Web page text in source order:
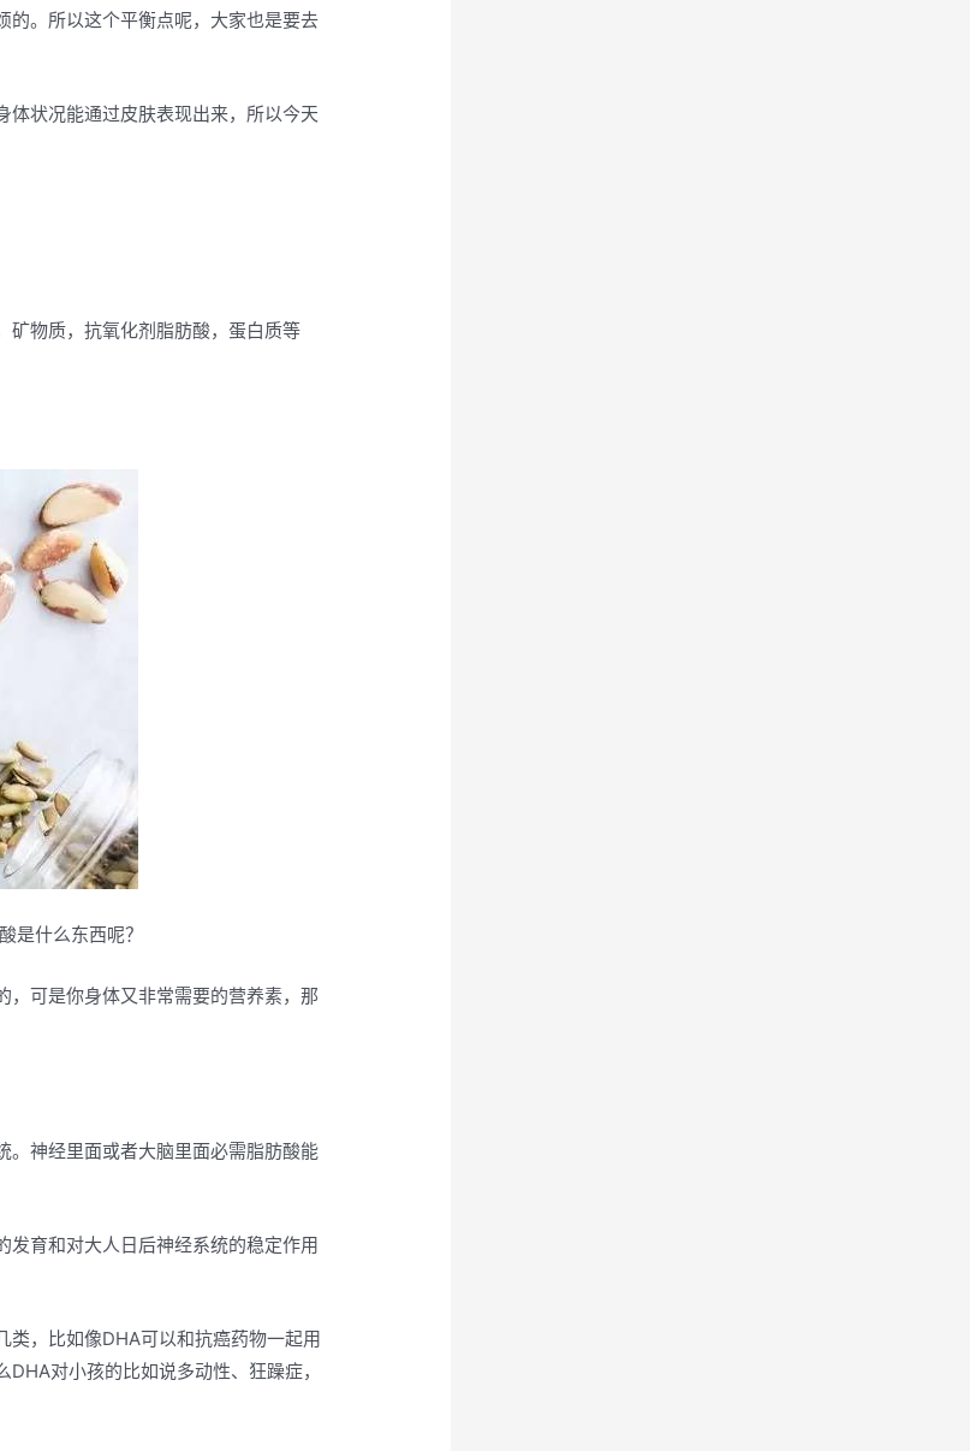
的。所以这个平衡点呢，大家也是要去
体状况能通过皮肤表现出来，所以今天
矿物质，抗氧化剂脂肪酸，蛋白质等
是什么东西呢？
，可是你身体又非常需要的营养素，那
。神经里面或者大脑里面必需脂肪酸能
发育和对大人日后神经系统的稳定作用
类，比如像DHA可以和抗癌药物一起用
对小孩的比如说多动性、狂躁症，